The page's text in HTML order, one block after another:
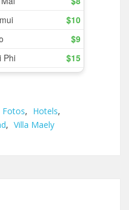
Fotos, Hotels,
, Villa Maely